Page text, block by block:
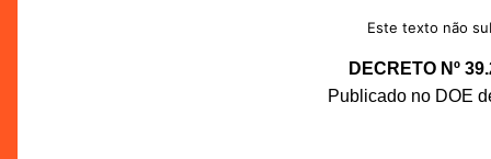
Este texto não
DECRETO Nº
Publicado no DOE